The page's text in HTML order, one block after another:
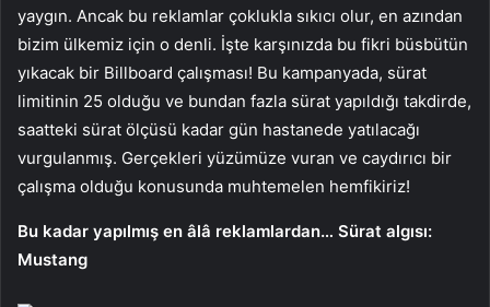
yaygın. Ancak bu reklamlar çoklukla sıkıcı olur, en azından
bizim ülkemiz için o denli. İşte karşınızda bu fikri büsbütün
yıkacak bir Billboard çalışması! Bu kampanyada, sürat
limitinin 25 olduğu ve bundan fazla sürat yapıldığı takdirde,
saatteki sürat ölçüsü kadar gün hastanede yatılacağı
vurgulanmış. Gerçekleri yüzümüze vuran ve caydırıcı bir
çalışma olduğu konusunda muhtemelen hemfikiriz!
Bu kadar yapılmış en âlâ reklamlardan… Sürat algısı:
Mustang